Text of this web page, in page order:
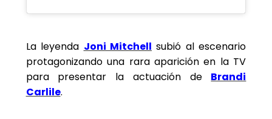
La leyenda Joni Mitchell subió al escenario
protagonizando una rara aparición en la TV
para presentar la actuación de Brandi
Carlile.